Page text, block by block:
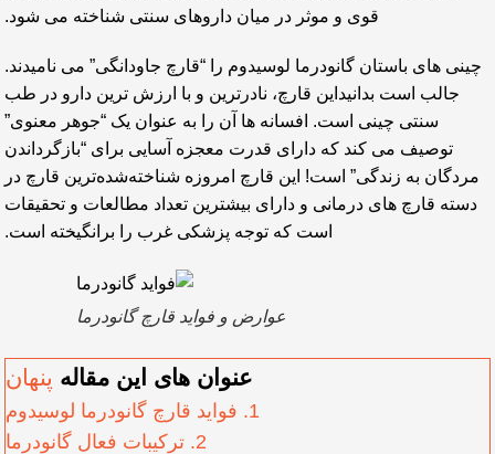
قوی و موثر در میان داروهای سنتی شناخته می شود.
چینی های باستان گانودرما لوسیدوم را “قارچ جاودانگی” می نامیدند.
جالب است بدانیداین قارچ، نادرترین و با ارزش ترین دارو در طب
سنتی چینی است. افسانه ها آن را به عنوان یک “جوهر معنوی”
توصیف می کند که دارای قدرت معجزه آسایی برای “بازگرداندن
مردگان به زندگی” است! این قارچ امروزه شناخته‌شده‌ترین قارچ در
دسته قارچ‌ های درمانی و دارای بیشترین تعداد مطالعات و تحقیقات
است که توجه پزشکی غرب را برانگیخته است.
عوارض و فواید قارچ گانودرما
عنوان های این مقاله پنهان
1. فواید قارچ گانودرما لوسیدوم
2. ترکیبات فعال گانودرما